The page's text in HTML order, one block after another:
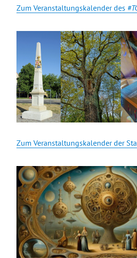
Zum Veranstaltungskalender des
Zum Veranstaltungskalender der